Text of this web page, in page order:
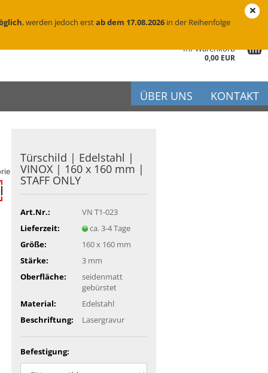
Ihr Warenkorb
0,00 EUR
, werden jedoch erstab dem 17.08.2026 in der Reihenfolge
ÜBER UNS KONTAKT
Tür­schild | Edel­stahl |
VINOX | 160 x 160 mm |
STAFF ONLY
Art.Nr.:
VN T1-023
Lieferzeit:
ca. 3-4 Tage
Größe:
160 x 160 mm
Stärke:
3 mm
Oberfläche:
seidenmatt
gebürstet
Material:
Edelstahl
Beschriftung:
Lasergravur
Befestigung: